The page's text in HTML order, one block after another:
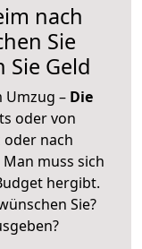
nach
Sie
Geld
Umzug – Die
oder von
oder nach
Man muss sich
hergibt.
Sie?